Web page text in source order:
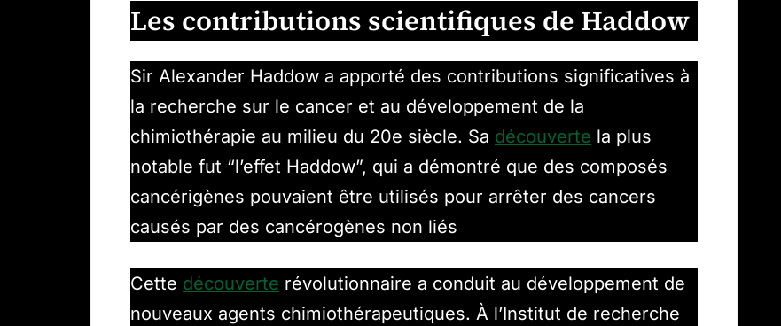
Les contributions scientifiques de Haddow
Sir Alexander Haddow a apporté des contributions significatives à
la recherche sur le cancer et au développement de la
chimiothérapie au milieu du 20e siècle. Sa découverte la plus
notable fut “l’effet Haddow”, qui a démontré que des composés
cancérigènes pouvaient être utilisés pour arrêter des cancers
causés par des cancérogènes non liés
Cette découverte révolutionnaire a conduit au développement de
nouveaux agents chimiothérapeutiques. À l’Institut de recherche